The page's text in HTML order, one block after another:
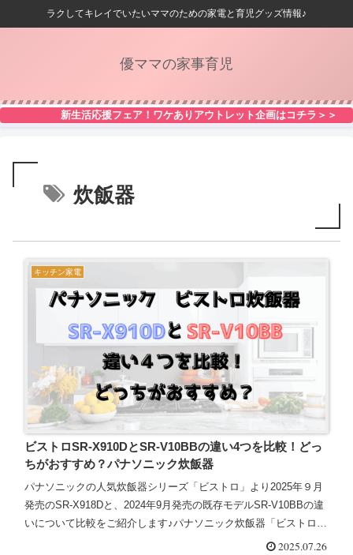
ラクしてキレイでいたいママのための家電と育児グッズ情報♪
優ママの家事育児
新生活応援フェア！ワケありアウトレット企画はコチラ＞＞
炊飯器
キッチン家電
ビストロSR-X910DとSR-V10BBの違い4つを比較！どっ
ちがおすすめ？パナソニック炊飯器
パナソニックの人気炊飯器シリーズ「ビストロ」より2025年９月
発売のSR-X918Dと、2024年9月発売の既存モデルSR-V10BBの違
いについて比較をご紹介します♪パナソニック炊飯器「ビストロ」
2025.07.26